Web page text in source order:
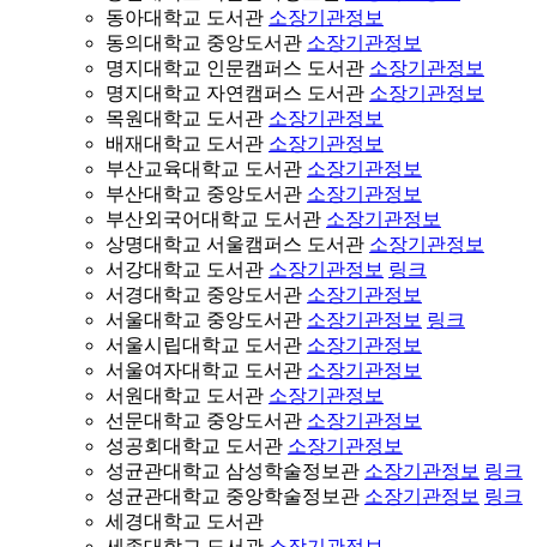
동아대학교 도서관 소장기관정보
동의대학교 중앙도서관 소장기관정보
명지대학교 인문캠퍼스 도서관 소장기관정보
명지대학교 자연캠퍼스 도서관 소장기관정보
목원대학교 도서관 소장기관정보
배재대학교 도서관 소장기관정보
부산교육대학교 도서관 소장기관정보
부산대학교 중앙도서관 소장기관정보
부산외국어대학교 도서관 소장기관정보
상명대학교 서울캠퍼스 도서관 소장기관정보
서강대학교 도서관 소장기관정보 링크
서경대학교 중앙도서관 소장기관정보
서울대학교 중앙도서관 소장기관정보 링크
서울시립대학교 도서관 소장기관정보
서울여자대학교 도서관 소장기관정보
서원대학교 도서관 소장기관정보
선문대학교 중앙도서관 소장기관정보
성공회대학교 도서관 소장기관정보
성균관대학교 삼성학술정보관 소장기관정보 링크
성균관대학교 중앙학술정보관 소장기관정보 링크
세경대학교 도서관